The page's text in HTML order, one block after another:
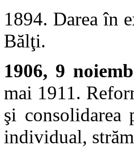
1894. Darea în
Bălţi.
1906, 9
mai 1911.
şi consolidarea
individual,